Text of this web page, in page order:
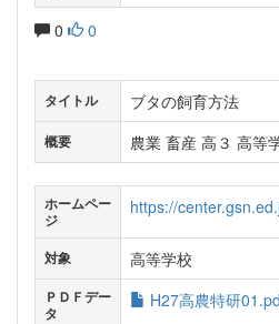
0 0
タイトル ブタの飼育方法
概要 農業 畜産 高３ 高等
ホームペー
ジ
https://
対象 高等学校
ＰＤＦデー
タ
H27高農特研